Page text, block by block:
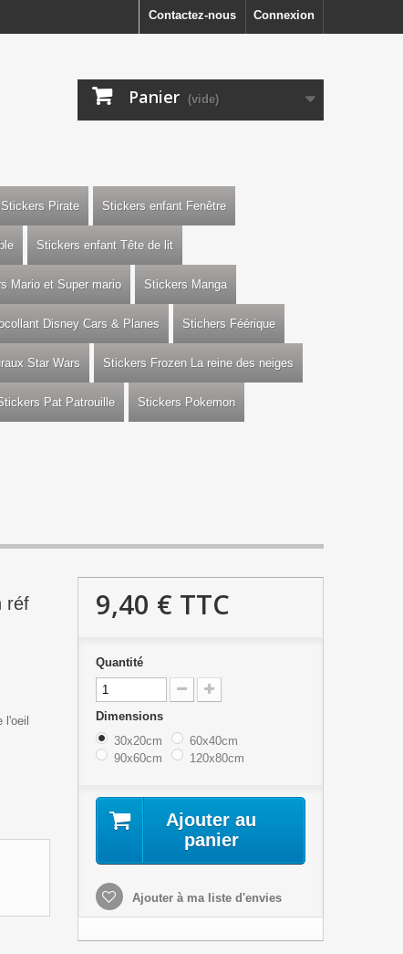
Connexion
Contactez-nous
Panier (vide)
Stickers Pirate Stickers enfant Fenêtre
Stickers enfant Tête de lit
Mario et Super mario Stickers Manga
Disney Cars & Planes Stichers Féérique
Star Wars Stickers Frozen La reine des neiges
Pat Patrouille Stickers Pokemon
réf
9,40 € TTC
Quantité
Dimensions
30x20cm
60x40cm
90x60cm
120x80cm
Ajouter au
panier
Ajouter à ma liste d'envies